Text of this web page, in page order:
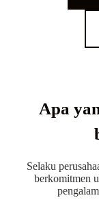
Apa
Selaku
berkomitmen